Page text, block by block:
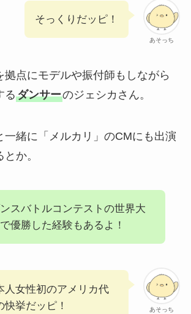
あそっち
そっくりだッピ！
拠点にモデルや振付師もしながら
るダンサーのジェシカさん。
一緒に「メルカリ」のCMにも出演
か。
スバトルコンテストの世界大
優勝した経験もあるよ！
あそっち
人女性初のアメリカ代
挙だッピ！